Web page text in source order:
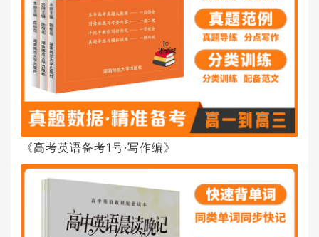
《高考英语备考1号·写作编》